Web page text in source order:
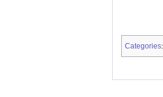
Categories: